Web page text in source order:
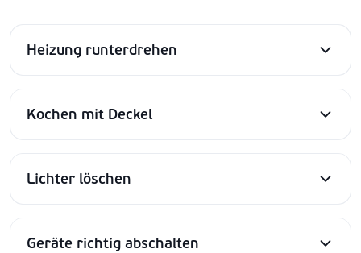
Heizung runterdrehen
Kochen mit Deckel
Lichter löschen
Geräte richtig abschalten